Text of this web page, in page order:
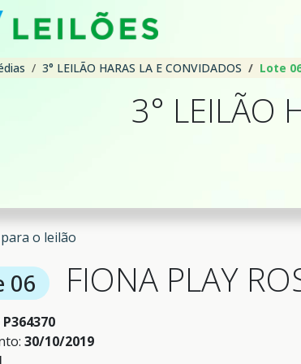
3° LEILÃO HARAS LA E CONVIDADOS Lote
3° LEILÃO
o leilão
06 FIONA PLAY
P364370
30/10/2019